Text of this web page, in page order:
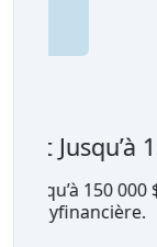
1% de
Financez
obtenez